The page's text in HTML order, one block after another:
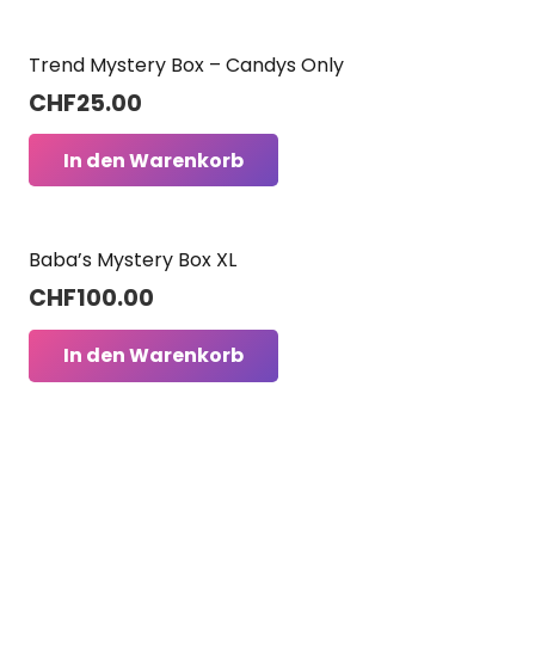
Trend Mystery Box – Candys Only
CHF25.00
In den Warenkorb
Baba’s Mystery Box XL
CHF100.00
In den Warenkorb